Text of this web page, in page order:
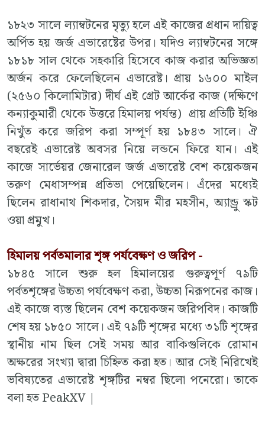
১৮২৩ সালে ল্যাম্বটনের মৃত্যু হলে এই কাজের প্রধান দায়িত্ব
অর্পিত হয় জর্জ এভারেষ্টের উপর। যদিও ল্যাম্বটনের সঙ্গে
১৮১৮ সাল থেকে সহকারি হিসেবে কাজ করার অভিজ্ঞতা
অর্জন করে ফেলেছিলেন এভারেষ্ট। প্রায় ১৬০০ মাইল
(২৫৬০ কিলোমিটার) দীর্ঘ এই গ্রেট আর্কের কাজ (দক্ষিণে
কন্যাকুমারী থেকে উত্তরে হিমালয় পর্যন্ত) প্রায় প্রতিটি ইঞ্চি
নিখুঁত করে জরিপ করা সম্পূর্ণ হয় ১৮৪৩ সালে। ঐ
বছরেই এভারেষ্ট অবসর নিয়ে লন্ডনে ফিরে যান। এই
কাজে সার্ভেয়র জেনারেল জর্জ এভারেষ্ট বেশ কয়েকজন
তরুণ মেধাসম্পন্ন প্রতিভা পেয়েছিলেন। এঁদের মধ্যেই
ছিলেন রাধানাথ শিকদার, সৈয়দ মীর মহসীন, অ্যান্ড্রু স্কট
ওয়া প্রমুখ।
হিমালয় পর্বতমালার শৃঙ্গ পর্যবেক্ষণ ও জরিপ -
১৮৪৫ সালে শুরু হল হিমালয়ের গুরুত্বপূর্ণ ৭৯টি
পর্বতশৃঙ্গের উচ্চতা পর্যবেক্ষণ করা, উচ্চতা নিরূপনের কাজ।
এই কাজে ব্যস্ত ছিলেন বেশ কয়েকজন জরিপবিদ। কাজটি
শেষ হয় ১৮৫০ সালে। এই ৭৯টি শৃঙ্গের মধ্যে ৩১টি শৃঙ্গের
স্থানীয় নাম ছিল সেই সময় আর বাকিগুলিকে রোমান
অক্ষরের সংখ্যা দ্বারা চিহ্নিত করা হত। আর সেই নিরিখেই
ভবিষ্যতের এভারেষ্ট শৃঙ্গটির নম্বর ছিলো পনেরো। তাকে
বলা হত PeakXV |